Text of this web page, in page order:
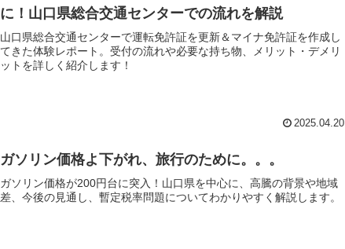
に！山口県総合交通センターでの流れを解説
山口県総合交通センターで運転免許証を更新＆マイナ免許証を作成し
てきた体験レポート。受付の流れや必要な持ち物、メリット・デメリ
ットを詳しく紹介します！
2025.04.20
ガソリン価格よ下がれ、旅行のために。。。
ガソリン価格が200円台に突入！山口県を中心に、高騰の背景や地域
差、今後の見通し、暫定税率問題についてわかりやすく解説します。